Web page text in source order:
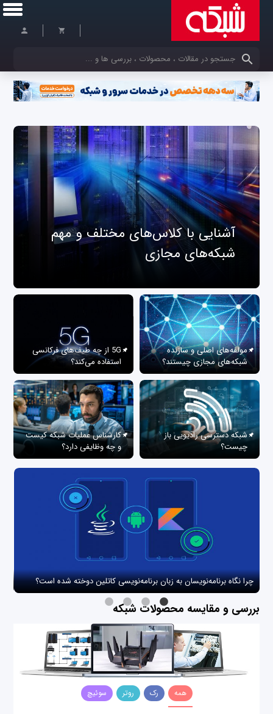
کلمات کلیدی خود را وارد کنید
آشنایی با کلاس‌های مختلف و مهم
شبکه‌های مجازی
مولفه‌های اصلی و سازنده
شبکه‌های مجازی چیستند؟
5G از چه طیف‌های فرکانسی
استفاده می‌کند؟
شبکه دسترسی رادیویی باز
چیست؟
کارشناس عملیات شبکه کیست
و چه وظایفی دارد؟
چرا نگاه برنامه‌نویسان به زبان برنامه‌نویسی کاتلین دوخته شده است؟
بررسی و مقایسه محصولات شبکه
همه رک روتر سوئیچ